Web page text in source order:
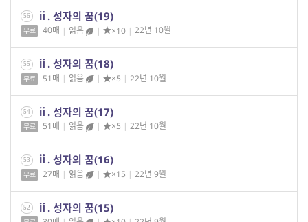
56 ⅱ. 성자의 꿈(19)
무료 40매 | 읽음 | ×10 | 22년 10월
55 ⅱ. 성자의 꿈(18)
무료 51매 | 읽음 | ×5 | 22년 10월
54 ⅱ. 성자의 꿈(17)
무료 51매 | 읽음 | ×5 | 22년 10월
53 ⅱ. 성자의 꿈(16)
무료 27매 | 읽음 | ×15 | 22년 9월
52 ⅱ. 성자의 꿈(15)